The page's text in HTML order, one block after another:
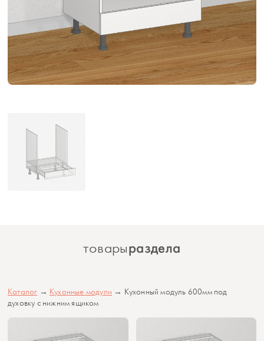
товарыраздела
Каталог → Кухонные модули → Кухонный модуль 600мм под
духовку с нижним ящиком